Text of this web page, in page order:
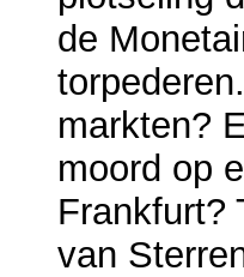
de
markten?
moord op
Frankfurt?
van